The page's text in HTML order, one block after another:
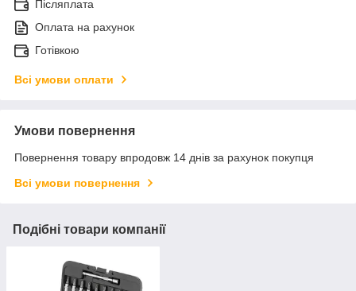
Післяплата
Оплата на рахунок
Готівкою
Всі умови оплати
Умови повернення
Повернення товару впродовж 14 днів за рахунок покупця
Всі умови повернення
Подібні товари компанії